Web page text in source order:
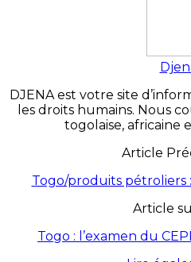
DJENA est votre site
les droits humains. Nous
togolaise, africaine
Article
Togo/produits
Article
Togo : l’examen du